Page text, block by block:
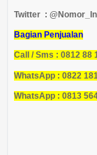
Twitter :
Bagian Penjualan
Call / Sms : 0812 88
WhatsApp : 0822
WhatsApp : 0813